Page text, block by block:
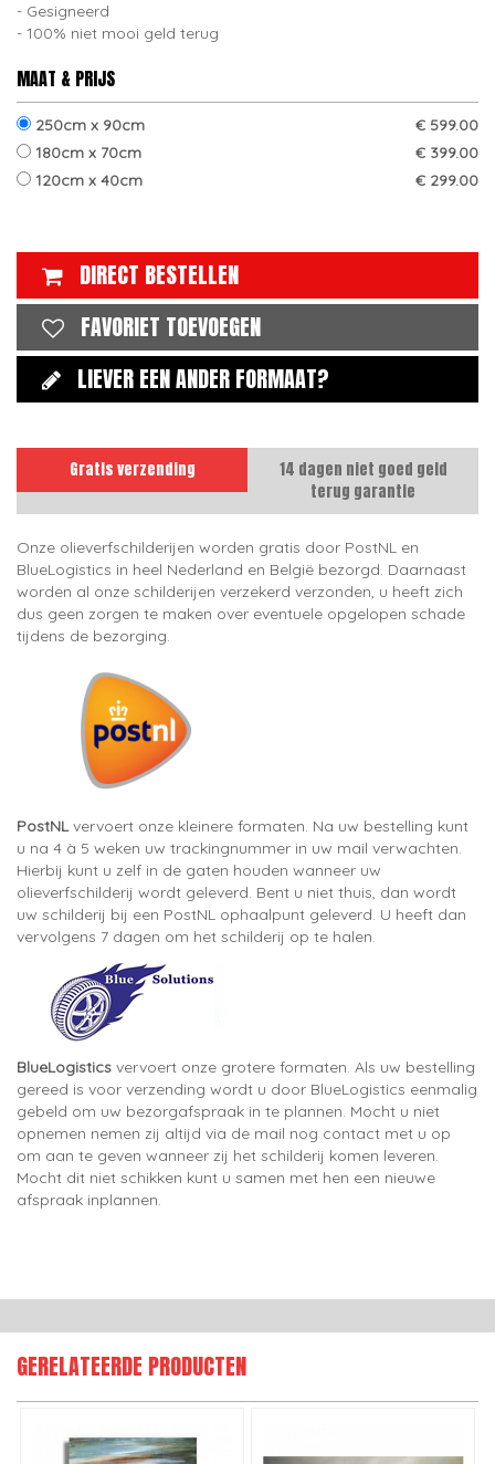
Gesigneerd
100% niet mooi geld terug
MAAT & PRIJS
250cm x 90cm
€ 599.00
180cm x 70cm
€ 399.00
120cm x 40cm
€ 299.00
DIRECT BESTELLEN
FAVORIET TOEVOEGEN
LIEVER EEN ANDER FORMAAT?
Gratis verzending
14 dagen niet goed geld
terug garantie
Onze olieverfschilderijen worden gratis door PostNL en
BlueLogistics in heel Nederland en België bezorgd. Daarnaast
worden al onze schilderijen verzekerd verzonden, u heeft zich
dus geen zorgen te maken over eventuele opgelopen schade
tijdens de bezorging.
PostNLvervoert onze kleinere formaten. Na uw bestelling kunt
u na 4 à 5 weken uw trackingnummer in uw mail verwachten.
Hierbij kunt u zelf in de gaten houden wanneer uw
olieverfschilderij wordt geleverd. Bent u niet thuis, dan wordt
uw schilderij bij een PostNL ophaalpunt geleverd. U heeft dan
vervolgens 7 dagen om het schilderij op te halen.
BlueLogistics vervoert onze grotere formaten. Als uw bestelling
gereed is voor verzending wordt u door BlueLogistics eenmalig
gebeld om uw bezorgafspraak in te plannen. Mocht u niet
opnemen nemen zij altijd via de mail nog contact met u op
om aan te geven wanneer zij het schilderij komen leveren.
Mocht dit niet schikken kunt u samen met hen een nieuwe
afspraak inplannen.
GERELATEERDE PRODUCTEN